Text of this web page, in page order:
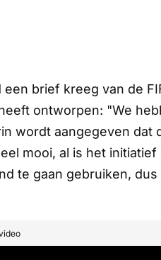
brief kreeg van de
ontworpen: "We
wordt aangegeven dat
mooi, al is het initiatief
te gaan gebruiken, dus